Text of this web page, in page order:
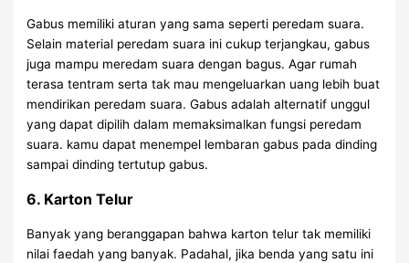
Gabus memiliki aturan yang sama seperti peredam suara.
Selain material peredam suara ini cukup terjangkau, gabus
juga mampu meredam suara dengan bagus. Agar rumah
terasa tentram serta tak mau mengeluarkan uang lebih buat
mendirikan peredam suara. Gabus adalah alternatif unggul
yang dapat dipilih dalam memaksimalkan fungsi peredam
suara. kamu dapat menempel lembaran gabus pada dinding
sampai dinding tertutup gabus.
6. Karton Telur
Banyak yang beranggapan bahwa karton telur tak memiliki
nilai faedah yang banyak. Padahal, jika benda yang satu ini